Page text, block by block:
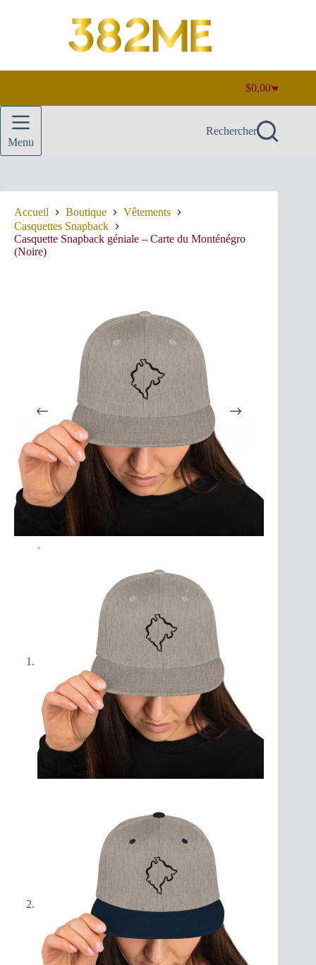
Panier
d’achat
$0,00
Menu
Rechercher
Accueil Boutique
Vêtements
Casquettes Snapback
Casquette Snapback géniale – Carte du Monténégro
(Noire)